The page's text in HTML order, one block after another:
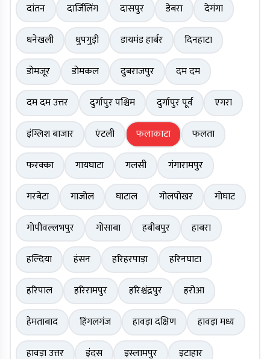
दांतन
दार्जिलिंग दासपुर डेबरा
देगंगा
धनेखली
धुपगुड़ी डायमंड हार्बर
दिनहाटा
डोमजूर
डोमकल दुबराजपुर
दम दम
दम दम उत्तर
दुर्गापुर पश्चिम दुर्गापुर पूर्व
एगरा
इंग्लिश बाजार
एंटली फलाकाटा
फलता
फरक्का
गायघाटा गलसी
गंगारामपुर
गरबेटा
गाजोल घाटाल गोलपोखर
गोघाट
गोपीवल्लभपुर
गोसाबा हबीबपुर
हाबरा
हल्दिया
हंसन हरिहरपाड़ा
हरिनघाटा
हरिपाल
हरिरामपुर हरिश्चंद्रपुर
हरोआ
हेमताबाद
हिंगलगंज हावड़ा दक्षिण
हावड़ा मध्य
हावड़ा उत्तर
इंदस इस्लामपुर
इटाहार